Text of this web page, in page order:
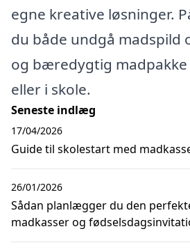
egne kreative løsninger.
du både undgå madspild
og bæredygtig madpakke
eller i skole.
Seneste indlæg
Guide til skolestart med
17/04/2026
Sådan planlægger du den
madkasser og
26/01/2026